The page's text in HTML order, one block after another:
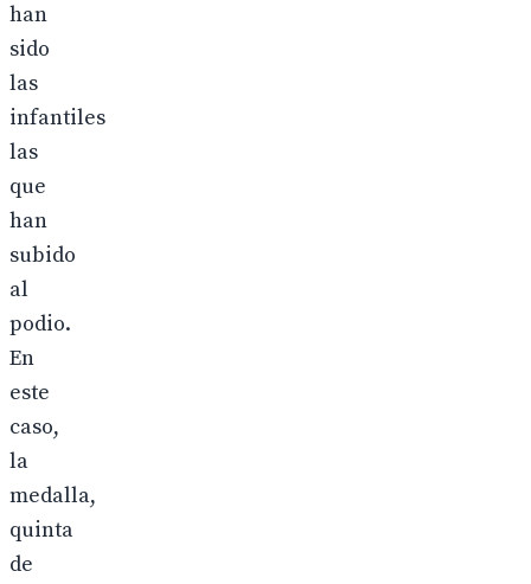
han
sido
las
infantiles
las
que
han
subido
al
podio.
En
este
caso,
la
medalla,
quinta
de